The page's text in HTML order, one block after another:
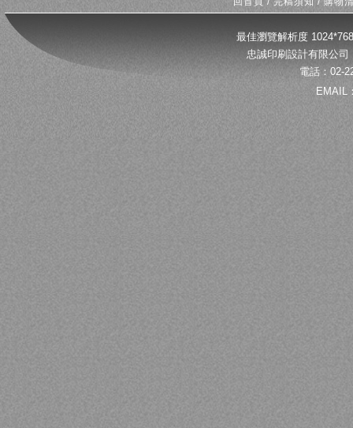
最佳瀏覽解析度
忠誠印刷設計有限公
電話：02-
EMAIL